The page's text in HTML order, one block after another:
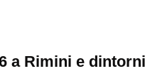
a Rimini e dintorni